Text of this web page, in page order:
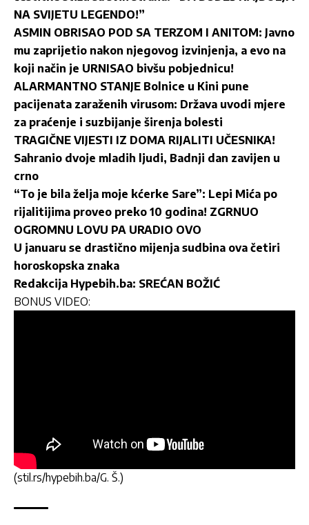
NA SVIJETU LEGENDO!”
ASMIN OBRISAO POD SA TERZOM I ANITOM: Javno
mu zaprijetio nakon njegovog izvinjenja, a evo na
koji način je URNISAO bivšu pobjednicu!
ALARMANTNO STANJE Bolnice u Kini pune
pacijenata zaraženih virusom: Država uvodi mjere
za praćenje i suzbijanje širenja bolesti
TRAGIČNE VIJESTI IZ DOMA RIJALITI UČESNIKA!
Sahranio dvoje mladih ljudi, Badnji dan zavijen u
crno
“To je bila želja moje kćerke Sare”: Lepi Mića po
rijalitijima proveo preko 10 godina! ZGRNUO
OGROMNU LOVU PA URADIO OVO
U januaru se drastično mijenja sudbina ova četiri
horoskopska znaka
Redakcija Hypebih.ba: SREĆAN BOŽIĆ
BONUS VIDEO:
(stil.rs/hypebih.ba/G. Š.)